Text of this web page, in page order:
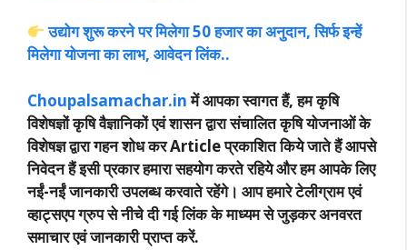
उद्योग शुरू करने पर मिलेगा 50 हजार का अनुदान, सिर्फ इन्हें
मिलेगा योजना का लाभ, आवेदन लिंक..
Choupalsamachar.inमें आपका स्वागत हैं, हम कृषि
विशेषज्ञों कृषि वैज्ञानिकों एवं शासन द्वारा संचालित कृषि योजनाओं के
विशेषज्ञ द्वारा गहन शोध कर Article प्रकाशित किये जाते हैं आपसे
निवेदन हैं इसी प्रकार हमारा सहयोग करते रहिये और हम आपके लिए
नईं-नईं जानकारी उपलब्ध करवाते रहेंगे। आप हमारे टेलीग्राम एवं
व्हाट्सएप ग्रुप से नीचे दी गई लिंक के माध्यम से जुड़कर अनवरत
समाचार एवं जानकारी प्राप्त करें.